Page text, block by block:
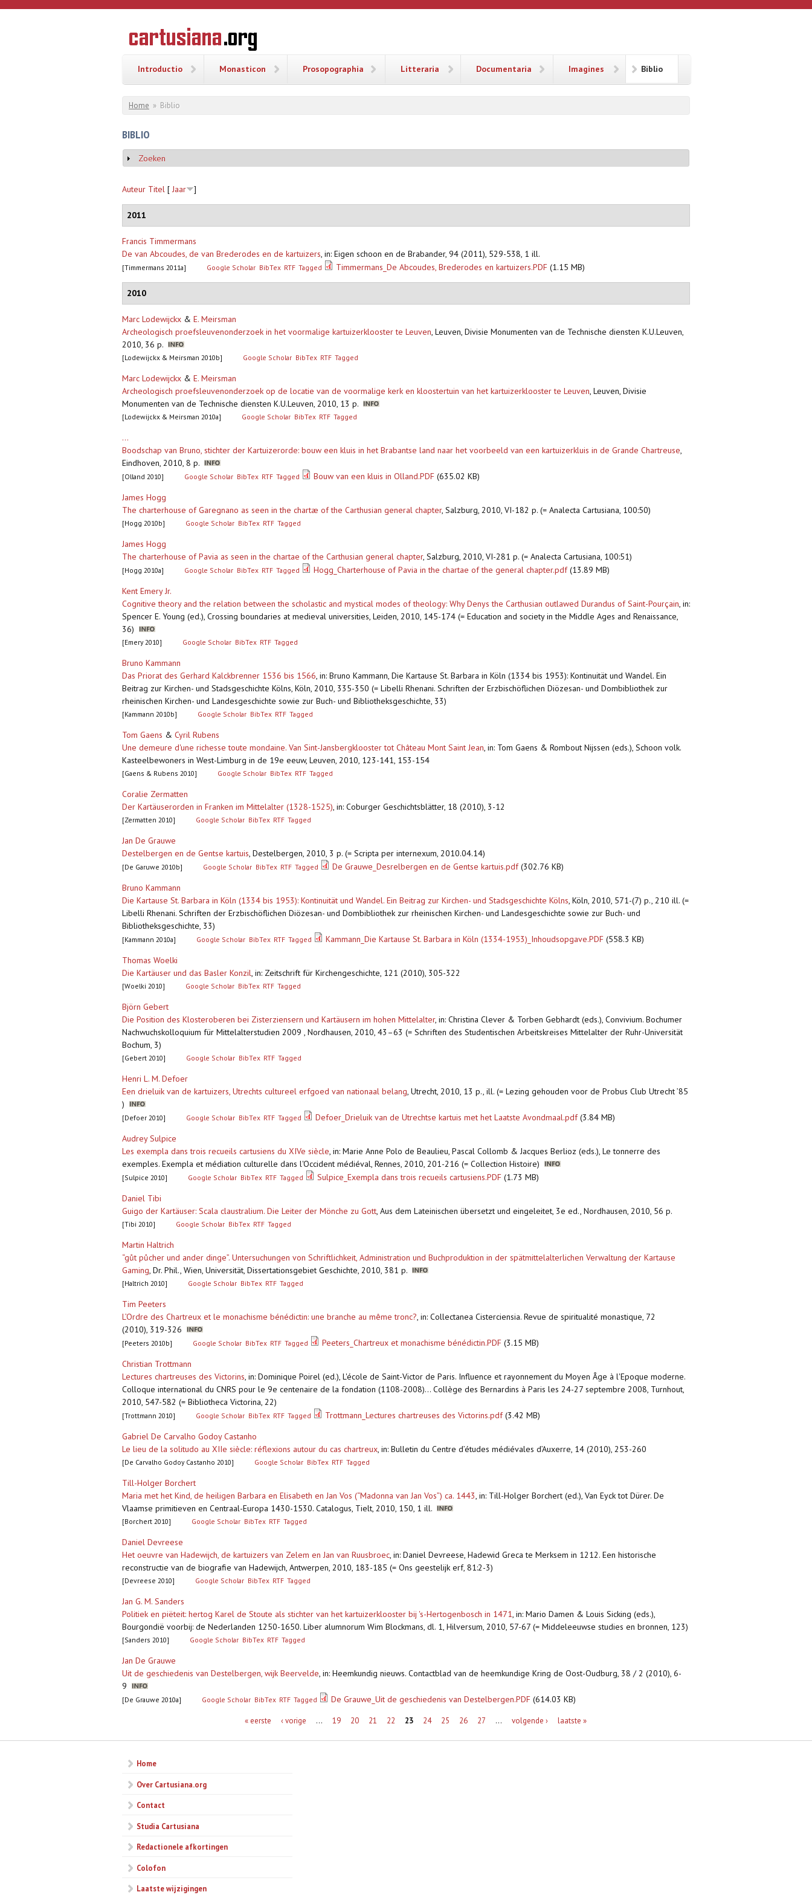
Overslaan en naar de inhoud gaan
CARTUSIANA
Geschiedenis
van de
Introductio Monasticon Prosopographia Litteraria Documentaria Imagines Biblio
U bent hier
Home » Biblio
BIBLIO
Weergeven
Zoeken
Auteur Titel [ Jaar ]
2011
Francis Timmermans
De van Abcoudes, de van Brederodes en de kartuizers, in: Eigen schoon en de Brabander, 94 (2011), 529-538, 1 ill.
[Timmermans 2011a] Google Scholar BibTex RTF Tagged Timmermans_De Abcoudes, Brederodes en kartuizers.PDF (1.15 MB)
2010
Marc Lodewijckx & E. Meirsman
Archeologisch proefsleuvenonderzoek in het voormalige kartuizerklooster te Leuven, Leuven, Divisie Monumenten van de Technische diensten K.U.Leuven,
2010, 36 p.
[Lodewijckx & Meirsman 2010b] Google Scholar BibTex RTF Tagged
Marc Lodewijckx & E. Meirsman
Archeologisch proefsleuvenonderzoek op de locatie van de voormalige kerk en kloostertuin van het kartuizerklooster te Leuven, Leuven, Divisie
Monumenten van de Technische diensten K.U.Leuven, 2010, 13 p.
[Lodewijckx & Meirsman 2010a] Google Scholar BibTex RTF Tagged
...
Boodschap van Bruno, stichter der Kartuizerorde: bouw een kluis in het Brabantse land naar het voorbeeld van een kartuizerkluis in de Grande Chartreuse,
Eindhoven, 2010, 8 p.
[Olland 2010] Google Scholar BibTex RTF Tagged Bouw van een kluis in Olland.PDF (635.02 KB)
James Hogg
The charterhouse of Garegnano as seen in the chartæ of the Carthusian general chapter, Salzburg, 2010, VI-182 p. (= Analecta Cartusiana, 100:50)
[Hogg 2010b] Google Scholar BibTex RTF Tagged
James Hogg
The charterhouse of Pavia as seen in the chartae of the Carthusian general chapter, Salzburg, 2010, VI-281 p. (= Analecta Cartusiana, 100:51)
[Hogg 2010a] Google Scholar BibTex RTF Tagged Hogg_Charterhouse of Pavia in the chartae of the general chapter.pdf(13.89 MB)
Kent Emery Jr.
Cognitive theory and the relation between the scholastic and mystical modes of theology: Why Denys the Carthusian outlawed Durandus of Saint-Pourçain, in:
Spencer E. Young (ed.), Crossing boundaries at medieval universities, Leiden, 2010, 145-174 (= Education and society in the Middle Ages and Renaissance,
36)
[Emery 2010] Google Scholar BibTex RTF Tagged
Bruno Kammann
Das Priorat des Gerhard Kalckbrenner 1536 bis 1566, in: Bruno Kammann, Die Kartause St. Barbara in Köln (1334 bis 1953): Kontinuität und Wandel. Ein
Beitrag zur Kirchen- und Stadsgeschichte Kölns, Köln, 2010, 335-350 (= Libelli Rhenani. Schriften der Erzbischöflichen Diözesan- und Dombibliothek zur
rheinischen Kirchen- und Landesgeschichte sowie zur Buch- und Bibliotheksgeschichte, 33)
[Kammann 2010b] Google Scholar BibTex RTF Tagged
Tom Gaens & Cyril Rubens
Une demeure d'une richesse toute mondaine. Van Sint-Jansbergklooster tot Château Mont Saint Jean, in: Tom Gaens & Rombout Nijssen (eds.), Schoon volk.
Kasteelbewoners in West-Limburg in de 19e eeuw, Leuven, 2010, 123-141, 153-154
[Gaens & Rubens 2010] Google Scholar BibTex RTF Tagged
Coralie Zermatten
Der Kartäuserorden in Franken im Mittelalter (1328-1525), in: Coburger Geschichtsblätter, 18 (2010), 3-12
[Zermatten 2010] Google Scholar BibTex RTF Tagged
Jan De Grauwe
Destelbergen en de Gentse kartuis, Destelbergen, 2010, 3 p. (= Scripta per internexum, 2010.04.14)
[De Garuwe 2010b] Google Scholar BibTex RTF Tagged De Grauwe_Desrelbergen en de Gentse kartuis.pdf(302.76 KB)
Bruno Kammann
Die Kartause St. Barbara in Köln (1334 bis 1953): Kontinuität und Wandel. Ein Beitrag zur Kirchen- und Stadsgeschichte Kölns, Köln, 2010, 571-(7) p., 210 ill. (=
Libelli Rhenani. Schriften der Erzbischöflichen Diözesan- und Dombibliothek zur rheinischen Kirchen- und Landesgeschichte sowie zur Buch- und
Bibliotheksgeschichte, 33)
[Kammann 2010a] Google Scholar BibTex RTF Tagged Kammann_Die Kartause St. Barbara in Köln (1334-1953)_Inhoudsopgave.PDF (558.3 KB)
Thomas Woelki
Die Kartäuser und das Basler Konzil, in: Zeitschrift für Kirchengeschichte, 121 (2010), 305-322
[Woelki 2010] Google Scholar BibTex RTF Tagged
Björn Gebert
Die Position des Klosteroberen bei Zisterziensern und Kartäusern im hohen Mittelalter, in: Christina Clever & Torben Gebhardt (eds.), Convivium. Bochumer
Nachwuchskolloquium für Mittelalterstudien 2009 , Nordhausen, 2010, 43–63 (= Schriften des Studentischen Arbeitskreises Mittelalter der Ruhr-Universität
Bochum, 3)
[Gebert 2010] Google Scholar BibTex RTF Tagged
Henri L. M. Defoer
Een drieluik van de kartuizers, Utrechts cultureel erfgoed van nationaal belang, Utrecht, 2010, 13 p., ill. (= Lezing gehouden voor de Probus Club Utrecht ’85
)
[Defoer 2010] Google Scholar BibTex RTF Tagged Defoer_Drieluik van de Utrechtse kartuis met het Laatste Avondmaal.pdf(3.84 MB)
Audrey Sulpice
Les exempla dans trois recueils cartusiens du XIVe siècle, in: Marie Anne Polo de Beaulieu, Pascal Collomb & Jacques Berlioz (eds.), Le tonnerre des
exemples. Exempla et médiation culturelle dans l'Occident médiéval, Rennes, 2010, 201-216 (= Collection Histoire)
[Sulpice 2010] Google Scholar BibTex RTF Tagged Sulpice_Exempla dans trois recueils cartusiens.PDF (1.73 MB)
Daniel Tibi
Guigo der Kartäuser: Scala claustralium. Die Leiter der Mönche zu Gott, Aus dem Lateinischen übersetzt und eingeleitet, 3e ed., Nordhausen, 2010, 56 p.
[Tibi 2010] Google Scholar BibTex RTF Tagged
Martin Haltrich
“gůt půcher und ander dinge”. Untersuchungen von Schriftlichkeit, Administration und Buchproduktion in der spätmittelalterlichen Verwaltung der Kartause
Gaming, Dr. Phil., Wien, Universität, Dissertationsgebiet Geschichte, 2010, 381 p.
[Haltrich 2010] Google Scholar BibTex RTF Tagged
Tim Peeters
L’Ordre des Chartreux et le monachisme bénédictin: une branche au même tronc?, in: Collectanea Cisterciensia. Revue de spiritualité monastique, 72
(2010), 319-326
[Peeters 2010b] Google Scholar BibTex RTF Tagged Peeters_Chartreux et monachisme bénédictin.PDF (3.15 MB)
Christian Trottmann
Lectures chartreuses des Victorins, in: Dominique Poirel (ed.), L'école de Saint-Victor de Paris. Influence et rayonnement du Moyen Âge à l'Epoque moderne.
Colloque international du CNRS pour le 9e centenaire de la fondation (1108-2008)... Collège des Bernardins à Paris les 24-27 septembre 2008, Turnhout,
2010, 547-582 (= Bibliotheca Victorina, 22)
[Trottmann 2010] Google Scholar BibTex RTF Tagged Trottmann_Lectures chartreuses des Victorins.pdf(3.42 MB)
Gabriel De Carvalho Godoy Castanho
Le lieu de la solitudo au XIIe siècle: réflexions autour du cas chartreux, in: Bulletin du Centre d’études médiévales d’Auxerre, 14 (2010), 253-260
[De Carvalho Godoy Castanho 2010] Google Scholar BibTex RTF Tagged
Till-Holger Borchert
Maria met het Kind, de heiligen Barbara en Elisabeth en Jan Vos (“Madonna van Jan Vos”) ca. 1443, in: Till-Holger Borchert (ed.), Van Eyck tot Dürer. De
Vlaamse primitieven en Centraal-Europa 1430-1530. Catalogus, Tielt, 2010, 150, 1 ill.
[Borchert 2010] Google Scholar BibTex RTF Tagged
Daniel Devreese
Het oeuvre van Hadewijch, de kartuizers van Zelem en Jan van Ruusbroec, in: Daniel Devreese, Hadewid Greca te Merksem in 1212. Een historische
reconstructie van de biografie van Hadewijch, Antwerpen, 2010, 183-185 (= Ons geestelijk erf, 81:2-3)
[Devreese 2010] Google Scholar BibTex RTF Tagged
Jan G. M. Sanders
Politiek en piëteit: hertog Karel de Stoute als stichter van het kartuizerklooster bij 's-Hertogenbosch in 1471, in: Mario Damen & Louis Sicking (eds.),
Bourgondië voorbij: de Nederlanden 1250-1650. Liber alumnorum Wim Blockmans, dl. 1, Hilversum, 2010, 57-67 (= Middeleeuwse studies en bronnen, 123)
[Sanders 2010] Google Scholar BibTex RTF Tagged
Jan De Grauwe
Uit de geschiedenis van Destelbergen, wijk Beervelde, in: Heemkundig nieuws. Contactblad van de heemkundige Kring de Oost-Oudburg, 38 / 2 (2010), 6-
9
[De Grauwe 2010a] Google Scholar BibTex RTF Tagged De Grauwe_Uit de geschiedenis van Destelbergen.PDF (614.03 KB)
« eerste ‹ vorige … 19 20 21 22 23 24 25 26 27 … volgende › laatste »
Home
Over Cartusiana.org
Contact
Studia Cartusiana
Redactionele afkortingen
Colofon
Laatste wijzigingen